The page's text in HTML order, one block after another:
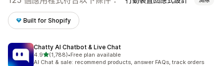
Built for Shopify
Chatty AI Chatbot & Live Chat
4.9滿分 5 顆星
(1,788)
共有 1788 則評價
•Free plan available
AI Chat & sale: recommend products, answer FAQs, track orders